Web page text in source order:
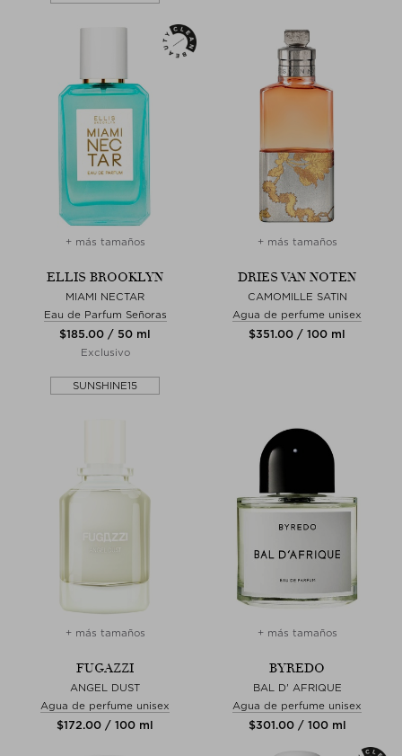
+ más tamaños
ELLIS BROOKLYN
MIAMI NECTAR
Eau de Parfum Señoras
$‌185.00 / 50 ml
Exclusivo
SUNSHINE15
+ más tamaños
DRIES VAN NOTEN
CAMOMILLE SATIN
Agua de perfume unisex
$‌351.00 / 100 ml
+ más tamaños
FUGAZZI
ANGEL DUST
Agua de perfume unisex
$‌172.00 / 100 ml
+ más tamaños
BYREDO
BAL D' AFRIQUE
Agua de perfume unisex
$‌301.00 / 100 ml